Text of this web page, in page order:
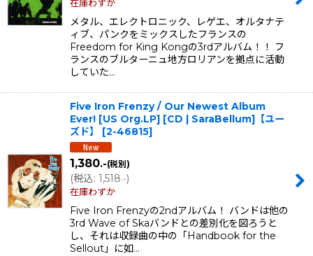
在庫わずか
メタル、エレクトロニック、レゲエ、オルタナテ
ィブ、パンクをミックスしたフランスの
Freedom for King Kongの3rdアルバム！！ フ
ランスのブルターニュ地方ロリアンを拠点に活動
していた…
Five Iron Frenzy / Our Newest Album
Ever! [US Org.LP] [CD | SaraBellum]【ユー
ズド】
[2-46815]
1,380.-(税別)
(税込: 1,518.-)
在庫わずか
Five Iron Frenzyの2ndアルバム！ バンドは他の
3rd Wave of Skaバンドとの差別化を図ろうと
し、それは収録曲の中の「Handbook for the
Sellout」に如…